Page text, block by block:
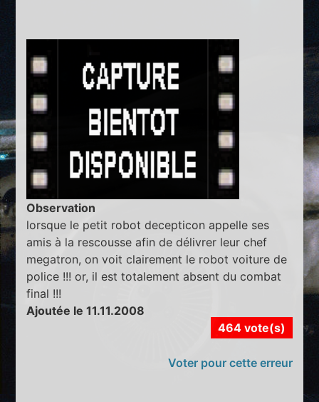
Observation
lorsque le petit robot decepticon appelle ses
amis à la rescousse afin de délivrer leur chef
megatron, on voit clairement le robot voiture de
police !!! or, il est totalement absent du combat
final !!!
Ajoutée le 11.11.2008
464 vote(s)
Voter pour cette erreur